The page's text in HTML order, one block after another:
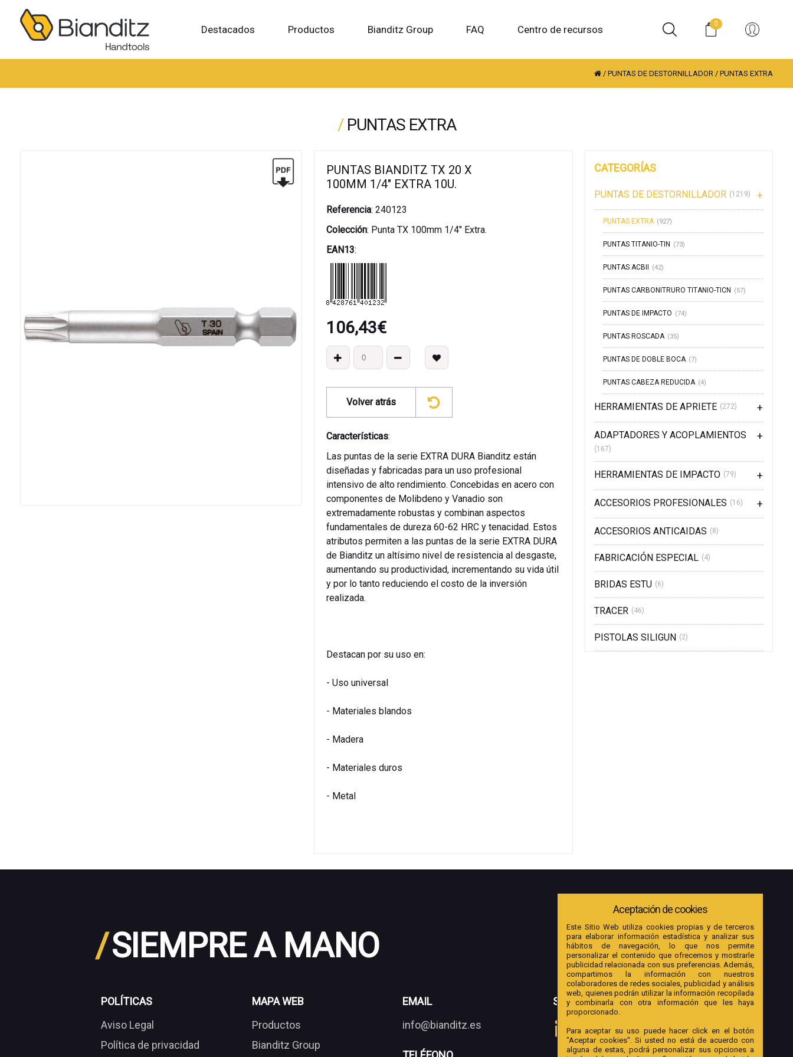
0
Destacados Productos Bianditz Group FAQ Centro de recursos
/PUNTAS DE DESTORNILLADOR /PUNTAS EXTRA
/ PUNTAS EXTRA
PUNTAS BIANDITZ TX 20 X
100MM 1/4" EXTRA 10U.
Referencia: 240123
Colección: Punta TX 100mm 1/4" Extra.
EAN13:
106,43€
Volver atrás
Características:
Las puntas de la serie EXTRA DURA Bianditz están
diseñadas y fabricadas para un uso profesional
intensivo de alto rendimiento. Concebidas en acero con
componentes de Molibdeno y Vanadio son
extremadamente robustas y combinan aspectos
fundamentales de dureza 60-62 HRC y tenacidad. Estos
atributos permiten a las puntas de la serie EXTRA DURA
de Bianditz un altísimo nivel de resistencia al desgaste,
aumentando su productividad, incrementando su vida útil
y por lo tanto reduciendo el costo de la inversión
realizada.
Destacan por su uso en:
- Uso universal
- Materiales blandos
- Madera
- Materiales duros
- Metal
CATEGORÍAS
PUNTAS DE DESTORNILLADOR (1219)
PUNTAS EXTRA (927)
PUNTAS TITANIO-TIN (73)
PUNTAS ACBII (42)
PUNTAS CARBONITRURO TITANIO-TICN (57)
PUNTAS DE IMPACTO (74)
PUNTAS ROSCADA (35)
PUNTAS DE DOBLE BOCA (7)
PUNTAS CABEZA REDUCIDA (4)
HERRAMIENTAS DE APRIETE (272)
ADAPTADORES Y ACOPLAMIENTOS
(167)
HERRAMIENTAS DE IMPACTO (79)
ACCESORIOS PROFESIONALES (16)
ACCESORIOS ANTICAIDAS (8)
FABRICACIÓN ESPECIAL (4)
BRIDAS ESTU (6)
TRACER (46)
PISTOLAS SILIGUN (2)
/SIEMPRE A MANO
POLÍTICAS
Aviso Legal
Política de privacidad
MAPA WEB
Productos
Bianditz Group
EMAIL
info@bianditz.es
SOCIAL
Aceptación de cookies
Este Sitio Web utiliza cookies propias y de terceros
para elaborar información estadística y analizar sus
hábitos de navegación, lo que nos permite
personalizar el contenido que ofrecemos y mostrarle
publicidad relacionada con sus preferencias. Además,
compartimos la información con nuestros
colaboradores de redes sociales, publicidad y análisis
web, quienes podrán utilizar la información recopilada
y combinarla con otra información que les haya
proporcionado.
Para aceptar su uso puede hacer click en el botón
"Aceptar cookies". Si usted no está de acuerdo con
alguna de estas, podrá personalizar sus opciones a